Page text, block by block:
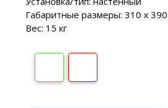
Габаритные размеры: 310 х
Вес: 15 кг